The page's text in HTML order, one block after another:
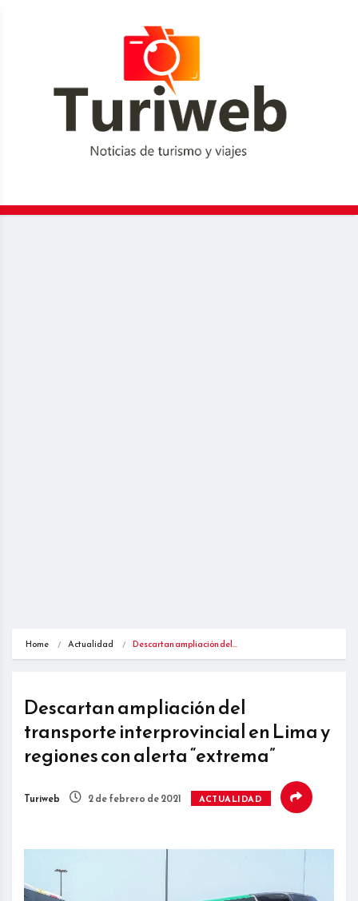
Home Actualidad Descartan ampliación del…
Descartan ampliación del
transporte interprovincial en Lima y
regiones con alerta “extrema”
Turiweb 2 de febrero de 2021 ACTUALIDAD